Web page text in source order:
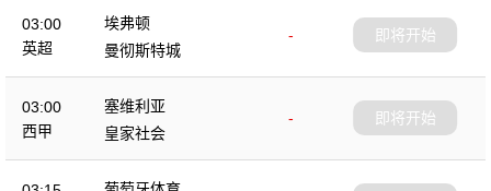
03:00
英超
埃弗顿
-
曼彻斯特城
即将开始
03:00
西甲
塞维利亚
-
皇家社会
即将开始